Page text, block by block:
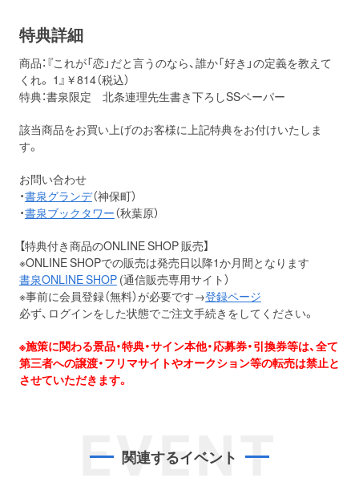
特典詳細
商品：『これが「恋」だと言うのなら、誰か「好き」の定義を教えて
くれ。 1』￥814（税込）
特典：書泉限定 北条連理先生書き下ろしSSペーパー
該当商品をお買い上げのお客様に上記特典をお付けいたしま
す。
お問い合わせ
・書泉グランデ（神保町）
・書泉ブックタワー（秋葉原）
【特典付き商品のONLINE SHOP 販売】
※ONLINE SHOPでの販売は発売日以降1か月間となります
書泉ONLINE SHOP(通信販売専用サイト）
※事前に会員登録（無料）が必要です→登録ページ
必ず、ログインをした状態でご注文手続きをしてください。
※施策に関わる景品・特典・サイン本他・応募券・引換券等は、全て
第三者への譲渡・フリマサイトやオークション等の転売は禁止と
させていただきます。
EVENT
関連するイベント